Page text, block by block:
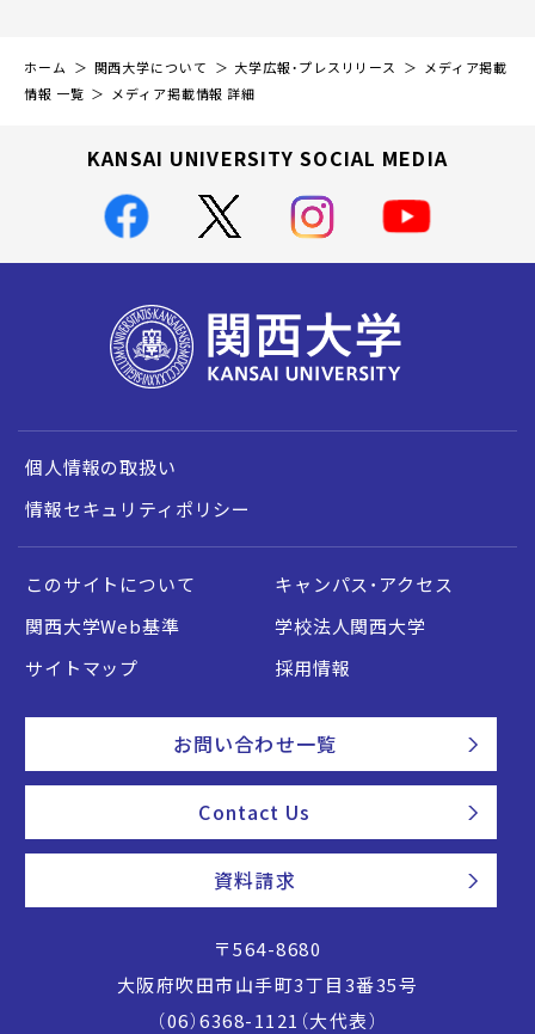
ホーム 関西大学について 大学広報・プレスリリース
メディア掲載
情報 一覧
メディア掲載情報 詳細
KANSAI UNIVERSITY SOCIAL MEDIA
個人情報の取扱い
情報セキュリティポリシー
このサイトについて
キャンパス・アクセス
関西大学Web基準
学校法人関西大学
サイトマップ
採用情報
お問い合わせ一覧
Contact Us
資料請求
〒564-8680
大阪府吹田市山手町3丁目3番35号
（06）6368-1121（大代表）